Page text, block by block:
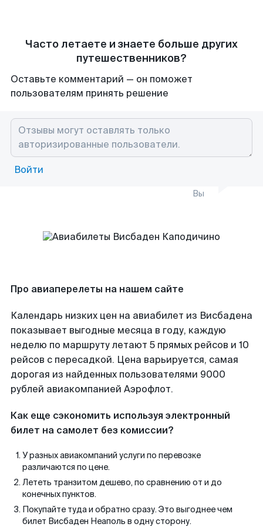
Часто летаете и знаете больше других
путешественников?
Оставьте комментарий — он поможет
пользователям принять решение
Войти
Вы
Про авиаперелеты на нашем сайте
Календарь низких цен на авиабилет из Висбадена
показывает выгодные месяца в году, каждую
неделю по маршруту летают 5 прямых рейсов и 10
рейсов с пересадкой. Цена варьируется, самая
дорогая из найденных пользователями 9000
рублей авиакомпанией Аэрофлот.
Как еще сэкономить используя электронный
билет на самолет без комиссии?
У разных авиакомпаний услуги по перевозке
различаются по цене.
Лететь транзитом дешево, по сравнению от и до
конечных пунктов.
Покупайте туда и обратно сразу. Это выгоднее чем
билет Висбаден Неаполь в одну сторону.